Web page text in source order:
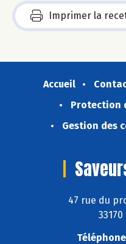
Imprimer la
Accueil
Protection
Gestion des
47 rue du